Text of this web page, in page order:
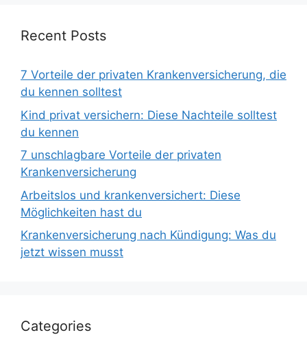
Recent Posts
7 Vorteile der privaten Krankenversicherung, die
du kennen solltest
Kind privat versichern: Diese Nachteile solltest
du kennen
7 unschlagbare Vorteile der privaten
Krankenversicherung
Arbeitslos und krankenversichert: Diese
Möglichkeiten hast du
Krankenversicherung nach Kündigung: Was du
jetzt wissen musst
Categories